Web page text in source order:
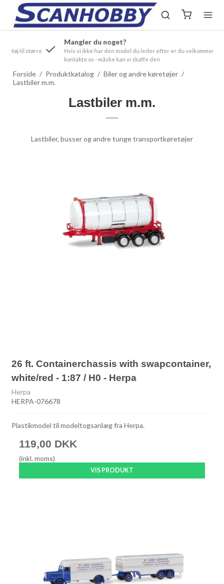
Mangler du noget?
Hvis vi ikke har den model du leder efter er du velkommen til at
kontakte os - måske kan vi skaffe den
Forside / Produktkatalog / Biler og andre køretøjer /
Lastbiler m.m.
Lastbiler m.m.
Lastbiler, busser og andre tunge transportkøretøjer
26 ft. Containerchassis with swapcontainer,
white/red - 1:87 / H0 - Herpa
Herpa
HERPA-076678
Plastikmodel til modeltogsanlæg fra Herpa.
119,00 DKK
(inkl. moms)
VIS PRODUKT